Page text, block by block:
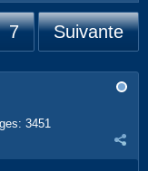
7 Suivante
3451